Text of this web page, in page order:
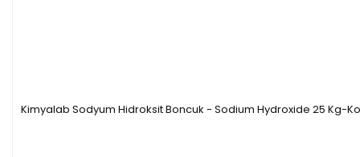
Kimyalab Sodyum Hidroksit Boncuk - Sodium Hydroxide 25 Kg-